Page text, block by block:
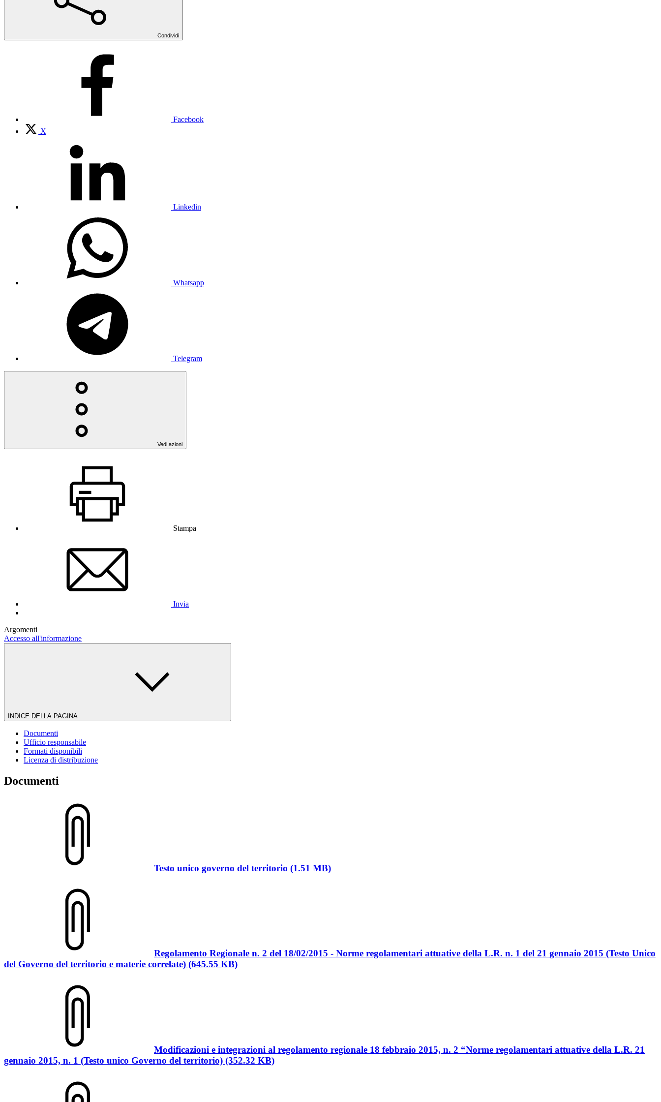
Condividi
Facebook
X
Linkedin
Whatsapp
Telegram
Vedi azioni
Stampa
Invia
Argomenti
Accesso all'informazione
INDICE DELLA PAGINA
Documenti
Ufficio responsabile
Formati disponibili
Licenza di distribuzione
Documenti
Testo unico governo del territorio (1.51 MB)
Regolamento Regionale n. 2 del 18/02/2015 - Norme regolamentari attuative della L.R. n. 1 del 21 gennaio 2015 (Testo Unico
del Governo del territorio e materie correlate) (645.55 KB)
Modificazioni e integrazioni al regolamento regionale 18 febbraio 2015, n. 2 “Norme regolamentari attuative della L.R. 21
gennaio 2015, n. 1 (Testo unico Governo del territorio) (352.32 KB)